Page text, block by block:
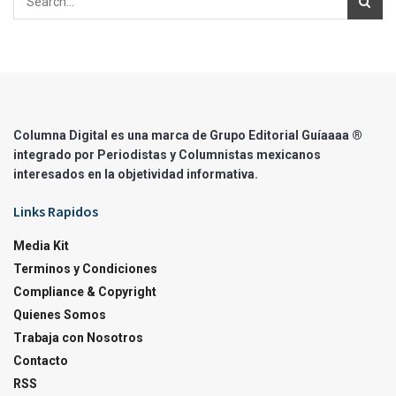
Columna Digital es una marca de Grupo Editorial Guíaaaa ®
integrado por Periodistas y Columnistas mexicanos
interesados en la objetividad informativa.
Links Rapidos
Media Kit
Terminos y Condiciones
Compliance & Copyright
Quienes Somos
Trabaja con Nosotros
Contacto
RSS